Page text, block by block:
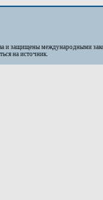
и защищены международными
на источник.